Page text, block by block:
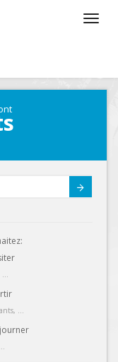
...
...